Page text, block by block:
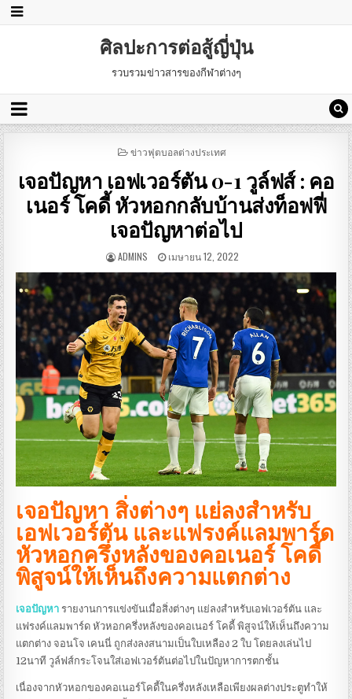
ศิลปะการต่อสู้ญี่ปุ่น
รวบรวมข่าวสารของกีฬาต่างๆ
POSTED
ข่าวฟุตบอลต่างประเทศ
เจอปัญหา เอฟเวอร์ตัน 0-1 วูล์ฟส์ : คอ
เนอร์ โคดี้ หัวหอกกลับบ้านส่งท็อฟฟี่
เจอปัญหาต่อไป
ADMINS เมษายน 12, 2022
เจอปัญหา สิ่งต่างๆ แย่ลงสําหรับ
เอฟเวอร์ตัน และแฟรงค์แลมพาร์ด
หัวหอกครึ่งหลังของคอเนอร์ โคดี้
พิสูจน์ให้เห็นถึงความแตกต่าง
เจอปัญหารายงานการแข่งขันเมื่อสิ่งต่างๆ แย่ลงสําหรับเอฟเวอร์ตัน และ
แฟรงค์แลมพาร์ด หัวหอกครึ่งหลังของคอเนอร์ โคดี้ พิสูจน์ให้เห็นถึงความ
แตกต่าง จอนโจ เคนนี่ ถูกส่งลงสนามเป็นใบเหลือง 2 ใบ โดยลงเล่นไป
12นาที วูล์ฟส์กระโจนใส่เอฟเวอร์ตันต่อไปในปัญหาการตกชั้น
เนื่องจากหัวหอกของคอเนอร์โคดี้ในครึ่งหลังเหลือเพียงผลต่างประตูทําให้